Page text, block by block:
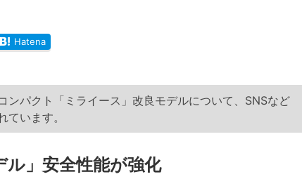
Hatena
ンパクト「ミライース」改良モデルについて、SNSなど
います。
ル」安全性能が強化